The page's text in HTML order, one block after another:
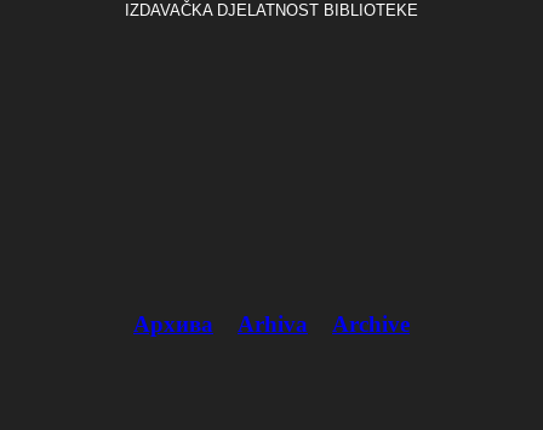
IZDAVAČKA DJELATNOST BIBLIOTEKE
Архива Arhiva Archive